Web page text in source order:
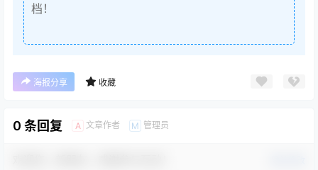
档！
海报分享 收藏
0 条回复 A 文章作者 M 管理员